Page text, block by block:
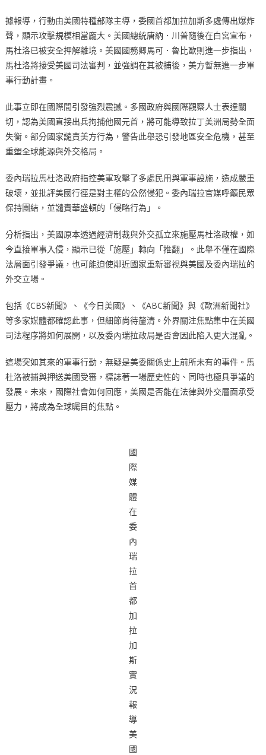
據報導，行動由美國特種部隊主導，委國首都加拉加斯多處傳出爆炸
聲，顯示攻擊規模相當龐大。美國總統唐納．川普隨後在白宮宣布，
馬杜洛已被安全押解離境。美國國務卿馬可．魯比歐則進一步指出，
馬杜洛將接受美國司法審判，並強調在其被捕後，美方暫無進一步軍
事行動計畫。
此事立即在國際間引發強烈震撼。多國政府與國際觀察人士表達關
切，認為美國直接出兵拘捕他國元首，將可能導致拉丁美洲局勢全面
失衡。部分國家譴責美方行為，警告此舉恐引發地區安全危機，甚至
重塑全球能源與外交格局。
委內瑞拉馬杜洛政府指控美軍攻擊了多處民用與軍事設施，造成嚴重
破壞，並批評美國行徑是對主權的公然侵犯。委內瑞拉官媒呼籲民眾
保持團結，並譴責華盛頓的「侵略行為」。
分析指出，美國原本透過經濟制裁與外交孤立來施壓馬杜洛政權，如
今直接軍事入侵，顯示已從「施壓」轉向「推翻」。此舉不僅在國際
法層面引發爭議，也可能迫使鄰近國家重新審視與美國及委內瑞拉的
外交立場。
包括《CBS新聞》、《今日美國》、《ABC新聞》與《歐洲新聞社》
等多家媒體都確認此事，但細節尚待釐清。外界關注焦點集中在美國
司法程序將如何展開，以及委內瑞拉政局是否會因此陷入更大混亂。
這場突如其來的軍事行動，無疑是美委關係史上前所未有的事件。馬
杜洛被捕與押送美國受審，標誌著一場歷史性的、同時也極具爭議的
發展。未來，國際社會如何回應，美國是否能在法律與外交層面承受
壓力，將成為全球矚目的焦點。
國
際
媒
體
在
委
內
瑞
拉
首
都
加
拉
加
斯
實
況
報
導
美
國